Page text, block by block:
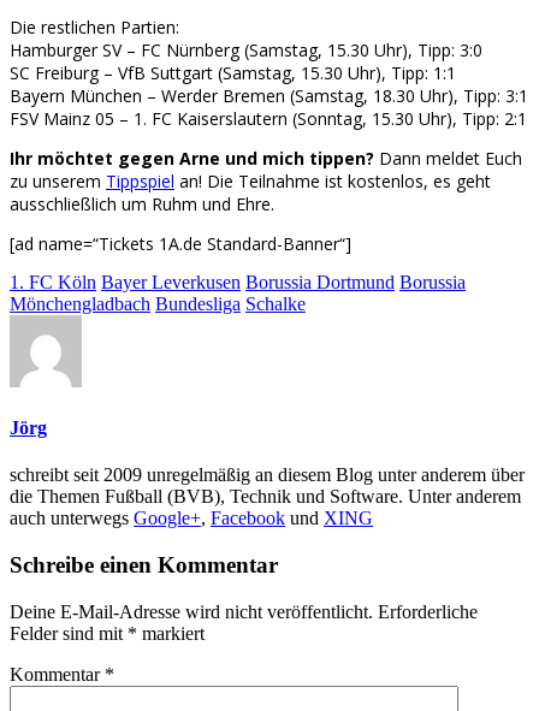
Die restlichen Partien:
Hamburger SV – FC Nürnberg (Samstag, 15.30 Uhr), Tipp: 3:0
SC Freiburg – VfB Suttgart (Samstag, 15.30 Uhr), Tipp: 1:1
Bayern München – Werder Bremen (Samstag, 18.30 Uhr), Tipp: 3:1
FSV Mainz 05 – 1. FC Kaiserslautern (Sonntag, 15.30 Uhr), Tipp: 2:1
Ihr möchtet gegen Arne und mich tippen? Dann meldet Euch
zu unserem Tippspiel an! Die Teilnahme ist kostenlos, es geht
ausschließlich um Ruhm und Ehre.
[ad name=“Tickets 1A.de Standard-Banner“]
1. FC Köln Bayer Leverkusen Borussia Dortmund Borussia
Mönchengladbach Bundesliga Schalke
Jörg
schreibt seit 2009 unregelmäßig an diesem Blog unter anderem über
die Themen Fußball (BVB), Technik und Software. Unter anderem
auch unterwegs Google+, Facebook und XING
Schreibe einen Kommentar
Deine E-Mail-Adresse wird nicht veröffentlicht. Erforderliche
Felder sind mit * markiert
Kommentar *